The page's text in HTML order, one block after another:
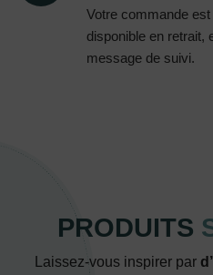
Votre commande
disponible en retrait,
message de suivi.
PRODUITS
Laissez-vous inspirer par